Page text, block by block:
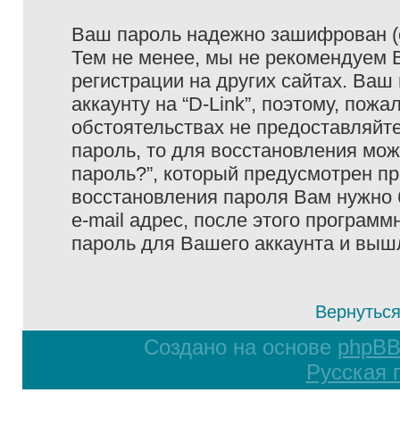
Ваш пароль надежно зашифрован
Тем не менее, мы не рекомендуем
регистрации на других сайтах.
аккаунту на “D-Link”, поэтому,
обстоятельствах не
пароль, то для восстановления
пароль?”, который предусмотрен
восстановления пароля Вам
e-mail адрес, после этого
пароль для Вашего аккаунта и
Создано на основе phpBB
Русская